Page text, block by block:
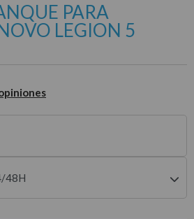
PARA
LEGION 5
48H